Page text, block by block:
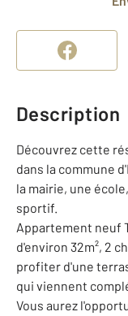
Description
Découvrez cette
dans la commune
la mairie, une
sportif.
Appartement neuf
d'environ 32m², 2
profiter d'une
qui viennent
Vous aurez